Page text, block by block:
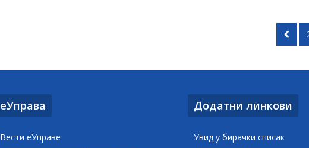
еУправа
Вести еУправе
Додатни линкови
Увид у бирачки списак